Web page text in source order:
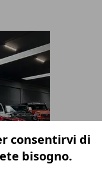
consentirvi di
bisogno.